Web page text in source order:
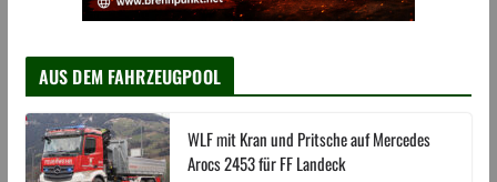
AUS DEM FAHRZEUGPOOL
WLF mit Kran und Pritsche auf Mercedes
Arocs 2453 für FF Landeck